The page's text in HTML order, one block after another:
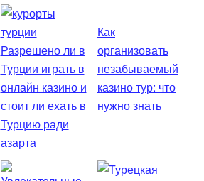
Разрешено ли в
Турции играть в
онлайн казино и
стоит ли ехать в
Турцию ради
азарта
Как
организовать
незабываемый
казино тур: что
нужно знать